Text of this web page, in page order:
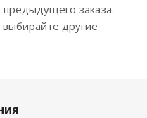
заказа.
выбирайте другие